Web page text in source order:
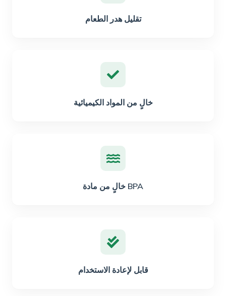
تقليل هدر الطعام
خالٍ من المواد الكيميائية
خالٍ من مادة BPA
قابل لإعادة الاستخدام